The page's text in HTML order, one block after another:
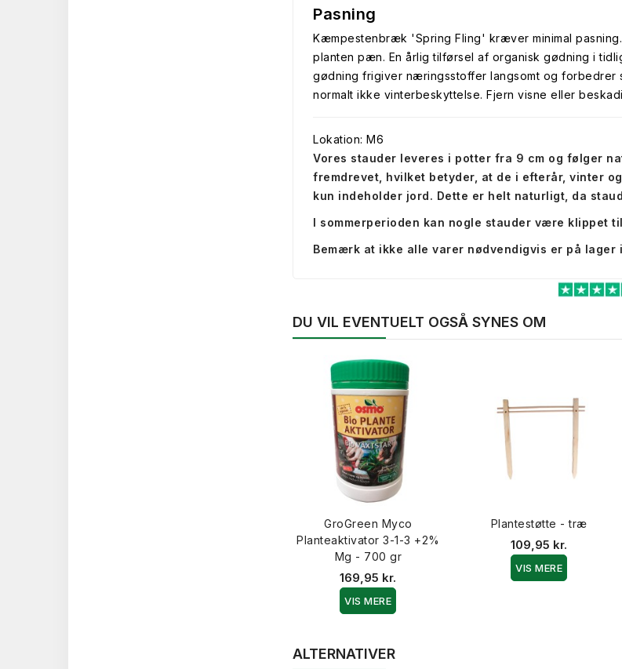
Pasning
Kæmpestenbræk 'Spring Fling' kræver minimal
planten pæn. En årlig tilførsel af organisk gødning i
gødning frigiver næringsstoffer langsomt og forbedrer
normalt ikke vinterbeskyttelse. Fjern visne eller
Lokation: M6
Vores stauder leveres i potter fra 9 cm og følger
fremdrevet, hvilket betyder, at de i efterår, vinter
kun indeholder jord. Dette er helt naturligt, da
I sommerperioden kan nogle stauder være klippet
Bemærk at ikke alle varer nødvendigvis er på lager
DU VIL EVENTUELT OGSÅ SYNES OM
GroGreen Myco
Planteaktivator 3-1-3 +2%
Mg - 700 gr
169,95 kr.
VIS MERE
Plantestøtte - træ
109,95 kr.
VIS MERE
ALTERNATIVER